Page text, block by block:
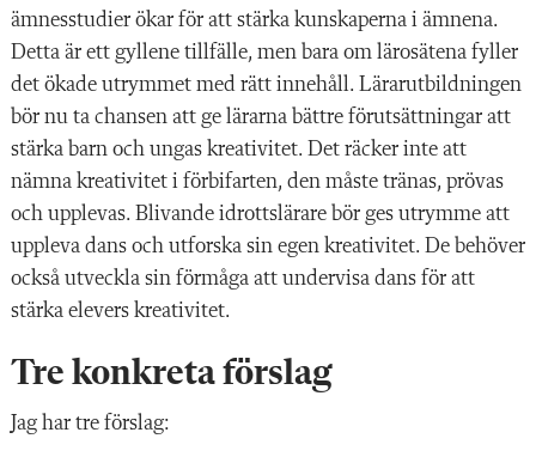
ämnesstudier ökar för att stärka kunskaperna i ämnena.
Detta är ett gyllene tillfälle, men bara om lärosätena fyller
det ökade utrymmet med rätt innehåll. Lärarutbildningen
bör nu ta chansen att ge lärarna bättre förutsättningar att
stärka barn och ungas kreativitet. Det räcker inte att
nämna kreativitet i förbifarten, den måste tränas, prövas
och upplevas. Blivande idrottslärare bör ges utrymme att
uppleva dans och utforska sin egen kreativitet. De behöver
också utveckla sin förmåga att undervisa dans för att
stärka elevers kreativitet.
Tre konkreta förslag
Jag har tre förslag: